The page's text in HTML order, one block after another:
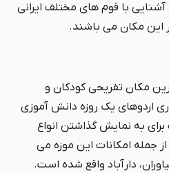
با قوم های مختلف ایرانی
این مکان می باشند.
مکان تفریحی کودکان و
اردوهای یک روزه دانش آموزی
۸ سالن بزرگ برای به نمایش گذاشتن انواع
جمله امکانات این موزه می
دارآباد واقع شده است.